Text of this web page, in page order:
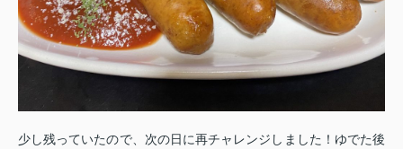
少し残っていたので、次の日に再チャレンジしました！ゆでた後